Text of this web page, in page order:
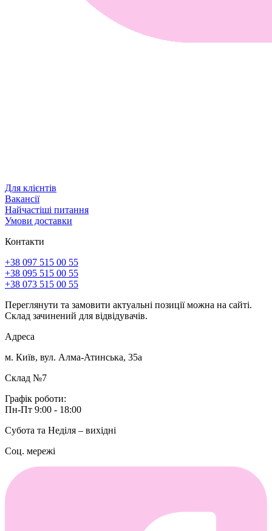
Для клієнтів
Вакансії
Найчастіші питання
Умови доставки
Контакти
+38 097 515 00 55
+38 095 515 00 55
+38 073 515 00 55
Переглянути та замовити актуальні позиції можна на сайті.
Склад зачинений для відвідувачів.
Адреса
м. Київ, вул. Алма-Атинська, 35а
Склад №7
Графік роботи:
Пн-Пт 9:00 - 18:00
Субота та Неділя – вихідні
Соц. мережі